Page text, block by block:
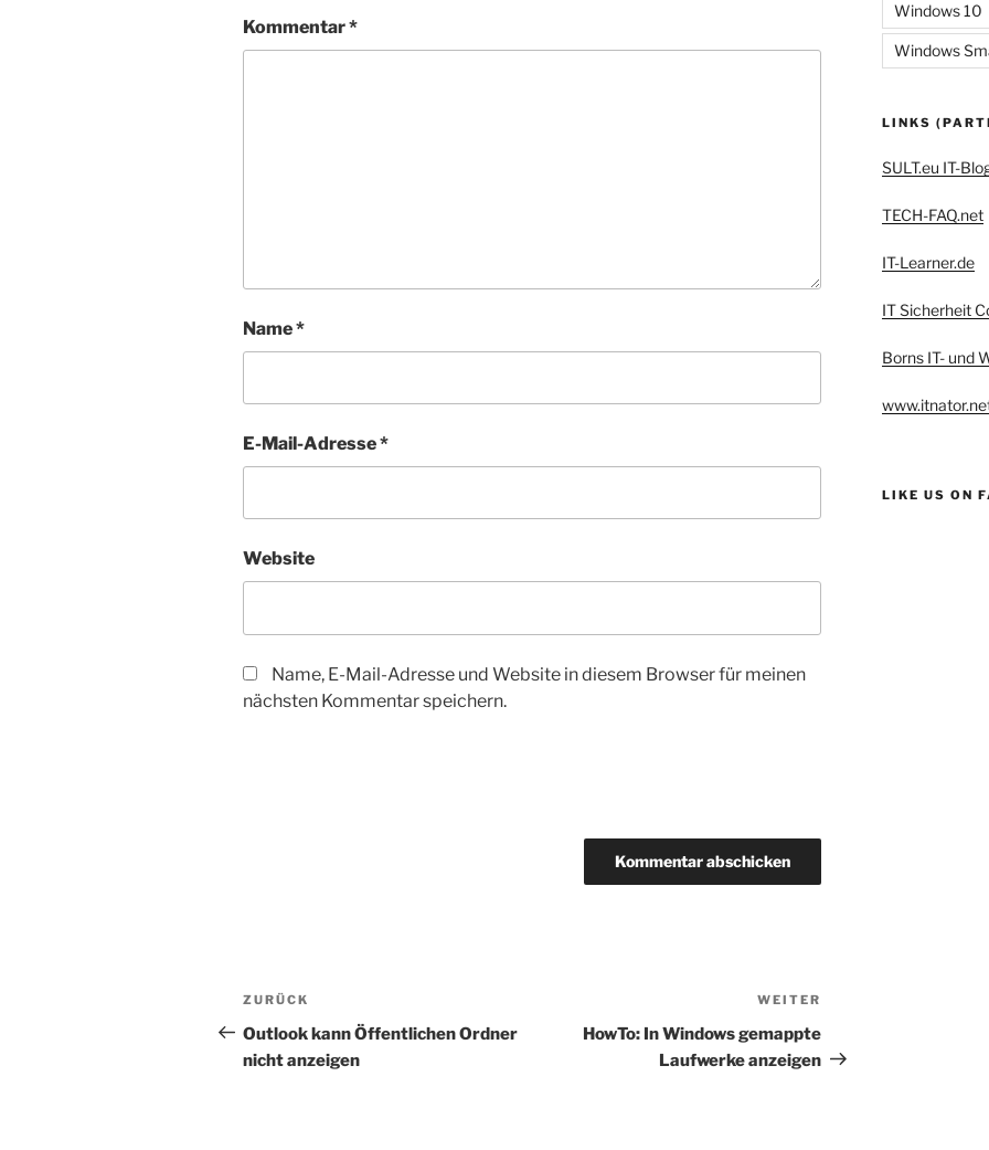
Kommentar*
Name*
E-Mail-Adresse*
Website
Name, E-Mail-Adresse und Website in diesem Browser für meinen
nächsten Kommentar speichern.
Beitragsnavigation
Vorheriger
Beitrag
ZURÜCK
Outlook kann Öffentlichen Ordner
nicht anzeigen
Beitrag
WEITER
HowTo: In Windows gemappte
Laufwerke anzeigen
Windows 10
Windows
LINKS
SULT.eu IT-
TECH-FAQ.net
IT-Learner.de
IT Sicherheit
Borns IT- und
LIKE US ON